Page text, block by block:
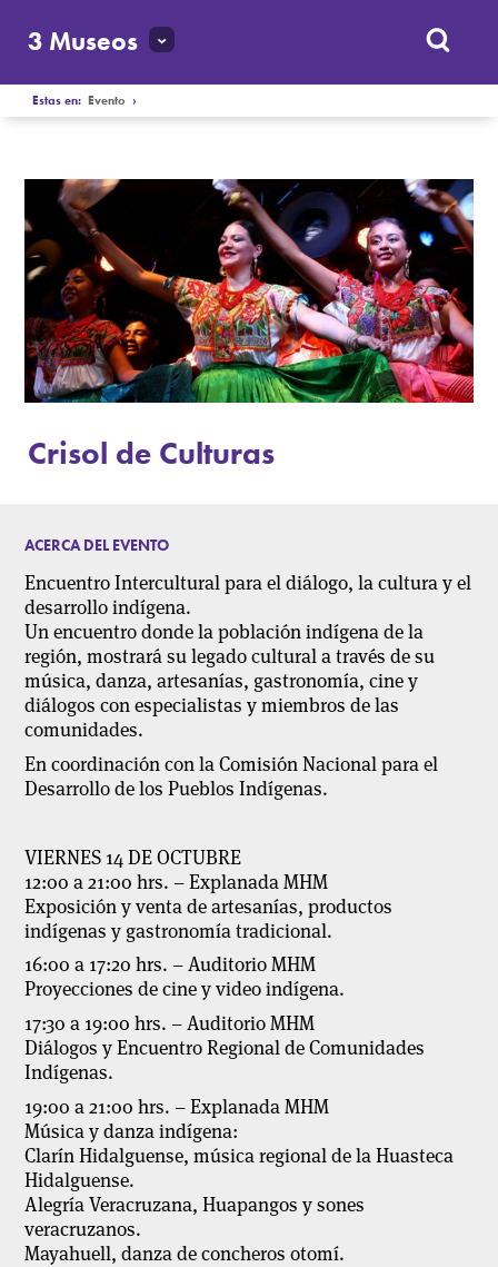
3 Museos
Estas en:Evento ›
Crisol de Culturas
ACERCA DEL EVENTO
Encuentro Intercultural para el diálogo, la cultura y el
desarrollo indígena.
Un encuentro donde la población indígena de la
región, mostrará su legado cultural a través de su
música, danza, artesanías, gastronomía, cine y
diálogos con especialistas y miembros de las
comunidades.
En coordinación con la Comisión Nacional para el
Desarrollo de los Pueblos Indígenas.
VIERNES 14 DE OCTUBRE
12:00 a 21:00 hrs. – Explanada MHM
Exposición y venta de artesanías, productos
indígenas y gastronomía tradicional.
16:00 a 17:20 hrs. – Auditorio MHM
Proyecciones de cine y video indígena.
17:30 a 19:00 hrs. – Auditorio MHM
Diálogos y Encuentro Regional de Comunidades
Indígenas.
19:00 a 21:00 hrs. – Explanada MHM
Música y danza indígena:
Clarín Hidalguense, música regional de la Huasteca
Hidalguense.
Alegría Veracruzana, Huapangos y sones
veracruzanos.
Mayahuell, danza de concheros otomí.